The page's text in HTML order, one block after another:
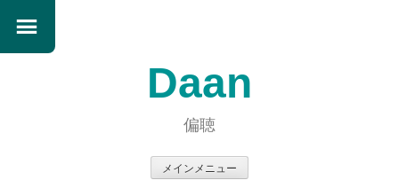
Daan
偏聴
メインメニュー